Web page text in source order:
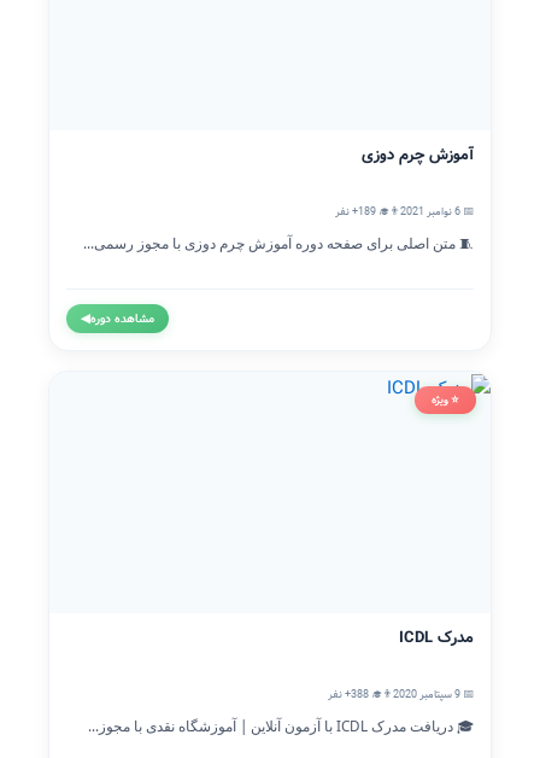
آموزش چرم دوزی
📅 6 نوامبر 2021
👨‍🎓 189+ نفر
🧵 متن اصلی برای صفحه دوره آموزش چرم دوزی با مجوز رسمی...
مشاهده دوره◀
⭐ ویژه
مدرک ICDL
📅 9 سپتامبر 2020
👨‍🎓 388+ نفر
🎓 دریافت مدرک ICDL با آزمون آنلاین | آموزشگاه نقدی با مجوز...